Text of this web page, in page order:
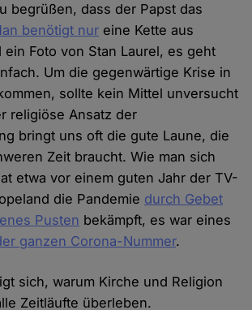
begrüßen, dass der Papst das
benötigt nur eine Kette aus
ein Foto von Stan Laurel, es geht
Um die gegenwärtige Krise in
sollte kein Mittel unversucht
religiöse Ansatz der
bringt uns oft die gute Laune, die
Zeit braucht. Wie man sich
etwa vor einem guten Jahr der TV-
die Pandemie durch Gebet
Pusten bekämpft, es war eines
ganzen Corona-Nummer.
sich, warum Kirche und Religion
Zeitläufte überleben.